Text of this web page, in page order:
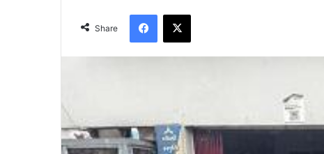
Share
Facebook
X